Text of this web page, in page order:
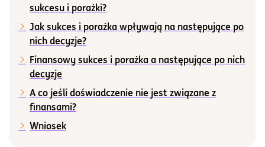
Informacje i dokumenty
O nas
Otwórz konto
sukcesu i porażki?
Jak sukces i porażka wpływają na następujące po
nich decyzje?
Finansowy sukces i porażka a następujące po nich
decyzje
A co jeśli doświadczenie nie jest związane z
finansami?
Wniosek